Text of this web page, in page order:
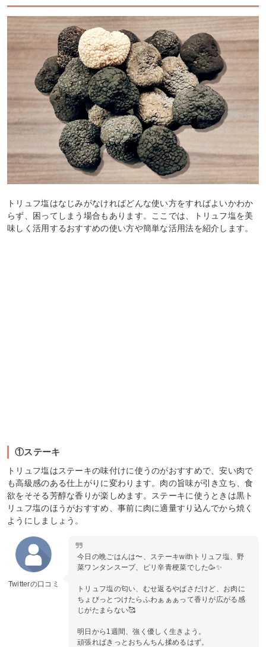
トリュフ塩はなじみがなければどんな使い方をすればよいかわか
らず、困ってしまう場合もあります。ここでは、トリュフ塩を美
味しく活用するおすすめの使い方や簡単な活用法を紹介します。
①ステーキ
トリュフ塩はステーキの味付けに使うのがおすすめで、安い肉で
も高級感のある仕上がりに変わります。肉の旨味が引き立ち、食
欲をそそる芳醇な香りが楽しめます。ステーキに使うときは黒ト
リュフ塩のほうがおすすめ、事前に肉に適量すり込んでから焼く
ようにしましょう。
Twitterの口コミ
今日の晩ごはんは〜、ステーキwithトリュフ塩、野
菜ワンタンスープ、ピリ辛青梗菜でした🥳✨
トリュフ塩の匂い、むせ返るやばさだけど、お肉に
ちょびっとつけたらふわぁぁぁって香りが広がる感
じがたまらない🥰
明日から1週間、強く優しく生きよう。
頑張ればきっとおちんちん揉めるはず。